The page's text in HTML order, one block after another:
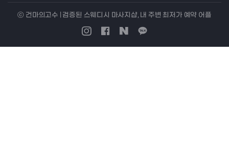
ⓒ 건마의고수 | 검증된 스웨디시 마사지샵, 내 주변 최저가 예약 어플